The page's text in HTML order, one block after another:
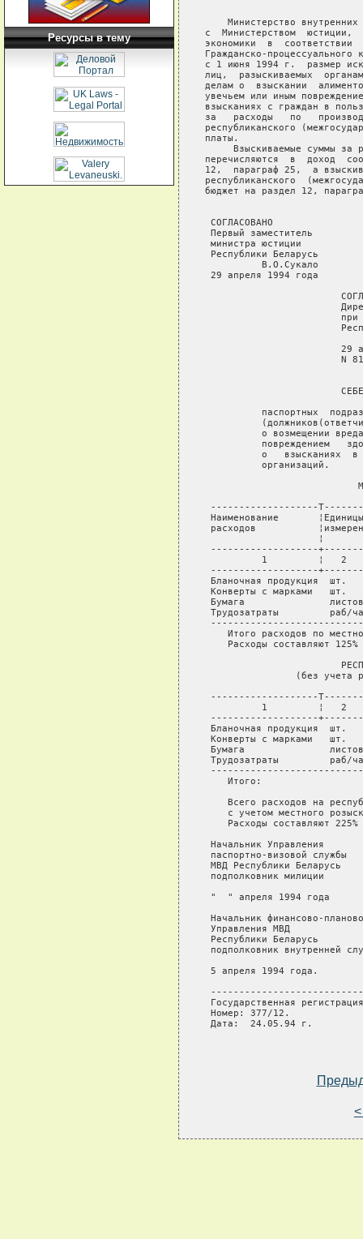
Ресурсы в тему
Министерство
с  Министерством  юстиции,
экономики  в
Гражданско-процессуального
с 1 июня 1994 г.  размер
лиц,  разыскиваемых
делам о  взыскании
увечьем или иным
взысканиях с граждан в
за   расходы   по
республиканского
платы.
Взыскиваемые суммы за
перечисляются  в  доход
12,  параграф 25,  а
республиканского
бюджет на раздел 12,
СОГЛАСОВАНО
Первый заместитель
министра юстиции
Республики
В.О.Сукало
29 апреля 1994 года
при
29
N
паспортных
о возмещении
повреждением
о   взысканиях
          организаций.
-------------------
Наименование
расходов
¦
-------------------
1         ¦   2
-------------------
Бланочная продукция
Конверты с марками
Бумага
Трудозатраты
Итого расходов по
Расходы составляют
(без учета
-------------------
1         ¦   2
-------------------
Бланочная продукция
Конверты с марками
Бумага
Трудозатраты
Итого:
Всего расходов на
с учетом местного
Расходы составляют
Начальник Управления
паспортно-визовой службы
МВД Республики Беларусь
подполковник
"  " апреля 1994 года
Начальник финансово-
Управления МВД
Республики Беларусь
подполковник
5 апреля 1994 года.
Государственная
Номер: 377/12.
Дата:  24.05.94 г.